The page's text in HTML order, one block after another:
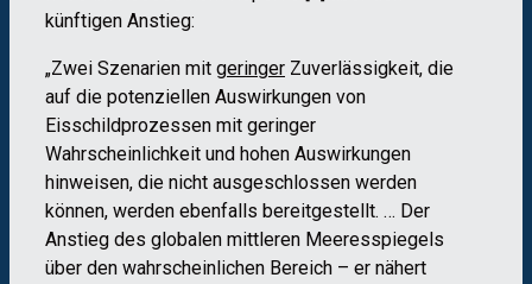
künftigen Anstieg:
„Zwei Szenarien mit geringer Zuverlässigkeit, die
auf die potenziellen Auswirkungen von
Eisschildprozessen mit geringer
Wahrscheinlichkeit und hohen Auswirkungen
hinweisen, die nicht ausgeschlossen werden
können, werden ebenfalls bereitgestellt. … Der
Anstieg des globalen mittleren Meeresspiegels
über den wahrscheinlichen Bereich – er nähert